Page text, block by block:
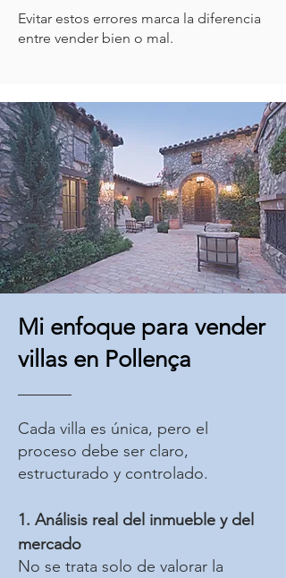
Evitar estos errores marca la diferencia
entre vender bien o mal.
Mi enfoque para vender
villas en Pollença
Cada villa es única, pero el
proceso debe ser claro,
estructurado y controlado.
1. Análisis real del inmueble y del
mercado
No se trata solo de valorar la